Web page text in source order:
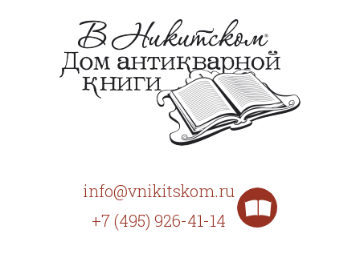
info@vnikitskom.ru
+7 (495) 926-41-14